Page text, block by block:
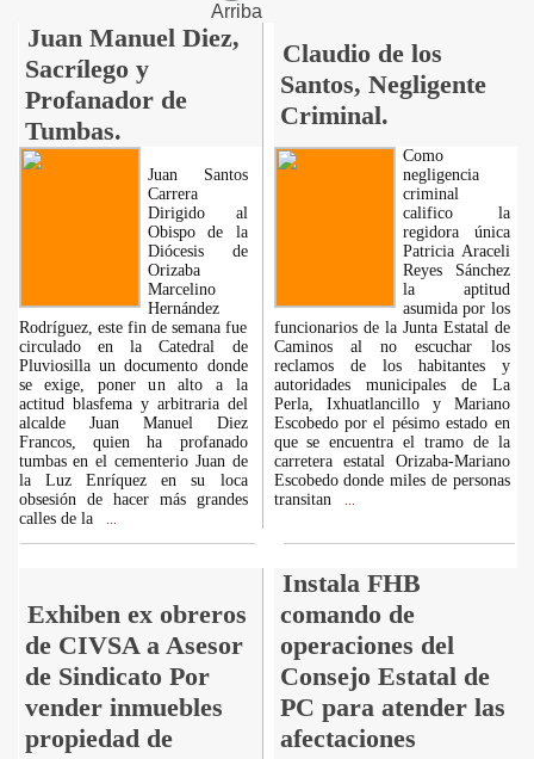
Arriba
Juan Manuel Diez,
Sacrílego y
Profanador de
Tumbas.
Claudio de los
Santos, Negligente
Criminal.
Juan Santos
Carrera
Dirigido al
Obispo de la
Diócesis de
Orizaba
Marcelino
Hernández
Rodríguez, este fin de semana fue
circulado en la Catedral de
Pluviosilla un documento donde
se exige, poner un alto a la
actitud blasfema y arbitraria del
alcalde Juan Manuel Diez
Francos, quien ha profanado
tumbas en el cementerio Juan de
la Luz Enríquez en su loca
obsesión de hacer más grandes
calles de la
Como
negligencia
criminal
califico la
regidora única
Patricia Araceli
Reyes Sánchez
la aptitud
asumida por los
funcionarios de la Junta Estatal de
Caminos al no escuchar los
reclamos de los habitantes y
autoridades municipales de La
Perla, Ixhuatlancillo y Mariano
Escobedo por el pésimo estado en
que se encuentra el tramo de la
carretera estatal Orizaba-Mariano
Escobedo donde miles de personas
transitan
Exhiben ex obreros
de CIVSA a Asesor
de Sindicato Por
vender inmuebles
propiedad de
Instala FHB
comando de
operaciones del
Consejo Estatal de
PC para atender las
afectaciones